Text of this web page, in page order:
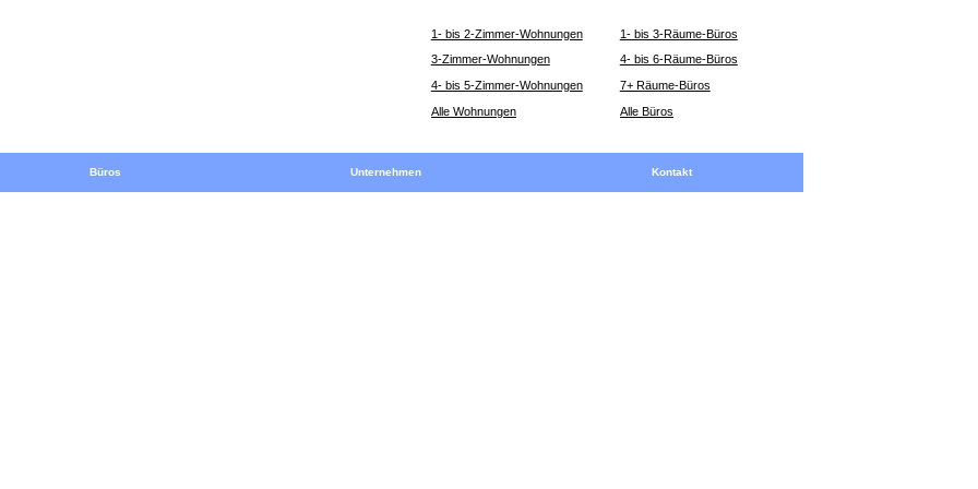
1- bis 2-Zimmer-Wohnungen
3-Zimmer-Wohnungen
4- bis 5-Zimmer-Wohnungen
Alle Wohnungen
1- bis 3-Räume-Büros
4- bis 6-Räume-Büros
7+ Räume-Büros
Alle Büros
Büros Unternehmen Kontakt